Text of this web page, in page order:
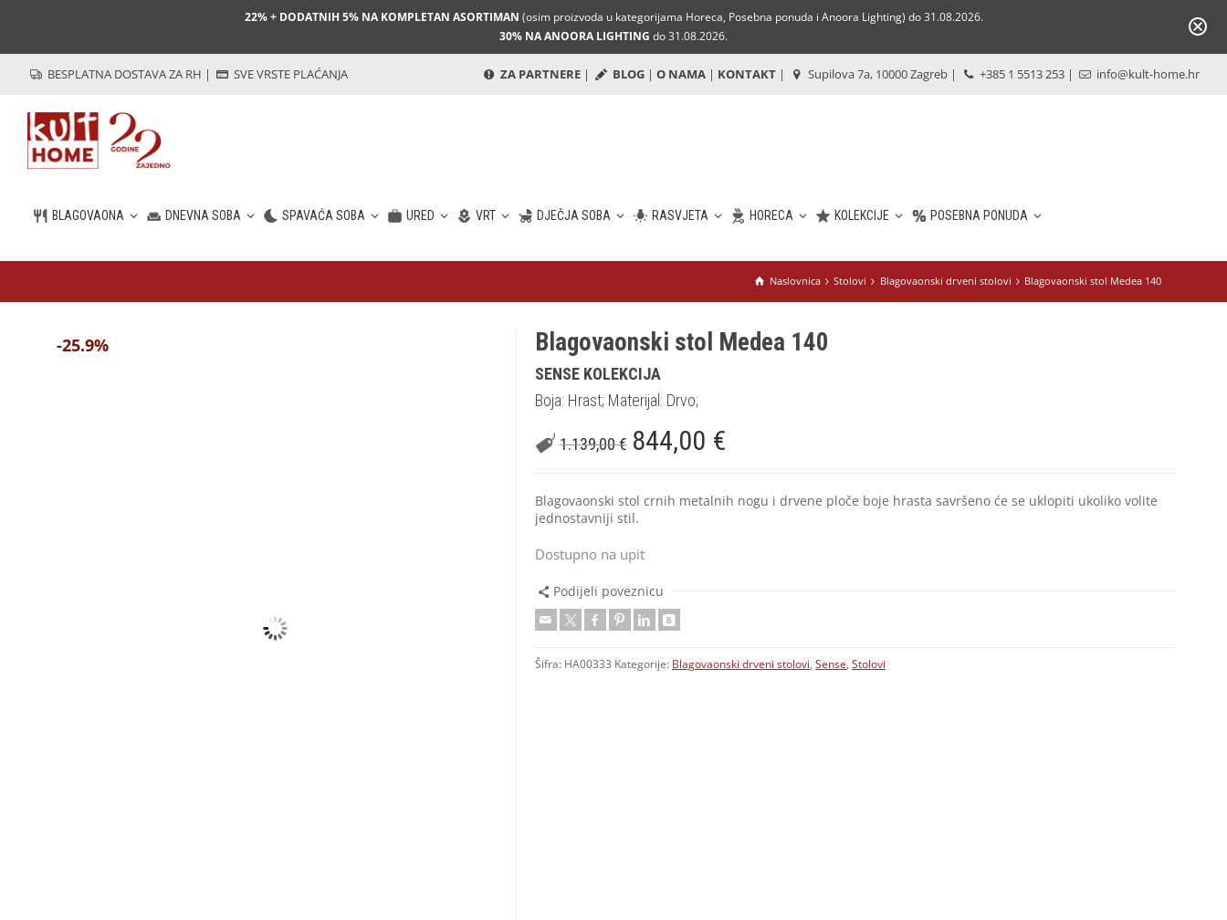
22% + DODATNIH 5% NA KOMPLETAN ASORTIMAN (osim proizvoda u kategorijama Horeca, Posebna ponuda i Anoora Lighting) do 31.08.2026.
30% NA ANOORA LIGHTING do 31.08.2026.
BESPLATNA DOSTAVA ZA RH | SVE VRSTE PLAĆANJA ZA PARTNERE | BLOG | O NAMA | KONTAKT | Supilova 7a, 10000 Zagreb | +385 1 5513 253 | info@kult-home.hr
BLAGOVAONA DNEVNA SOBA SPAVAĆA SOBA URED VRT DJEČJA SOBA RASVJETA HORECA KOLEKCIJE POSEBNA PONUDA
HR
Naslovnica Stolovi Blagovaonski drveni stolovi Blagovaonski stol Medea 140
-25.9% Blagovaonski stol Medea 140
SENSE KOLEKCIJA
Boja: Hrast; Materijal: Drvo;
1.139,00€ 844,00 €
Blagovaonski stol crnih metalnih nogu i drvene ploče boje hrasta savršeno će se uklopiti ukoliko volite
jednostavniji stil.
Dostupno na upit
Podijeli poveznicu
Šifra: HA00333 Kategorije: Blagovaonski drveni stolovi ,Sense ,Stolovi